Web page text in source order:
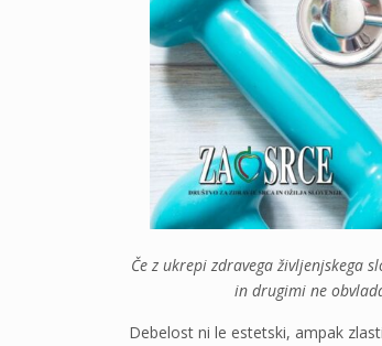
Če z ukrepi zdravega življenjskega
in drugimi ne
Debelost ni le estetski, ampak